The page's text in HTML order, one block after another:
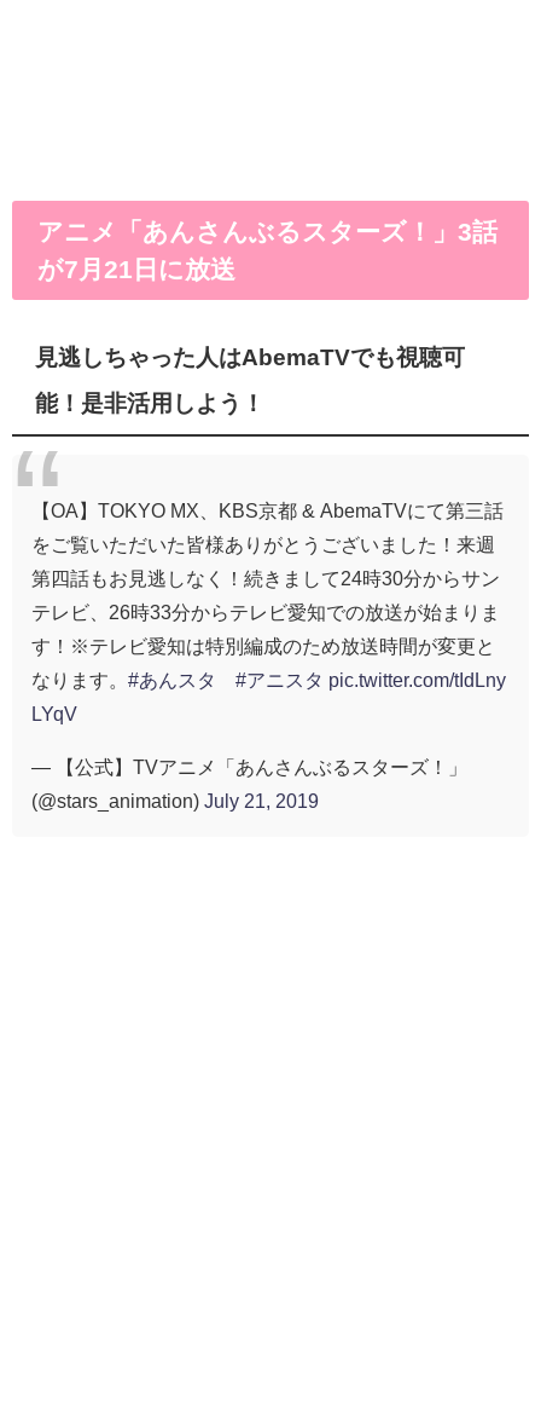
アニメ「あんさんぶるスターズ！」3話
が7月21日に放送
見逃しちゃった人はAbemaTVでも視聴可
能！是非活用しよう！
【OA】TOKYO MX、KBS京都 & AbemaTVにて第三話
をご覧いただいた皆様ありがとうございました！来週
第四話もお見逃しなく！続きまして24時30分からサン
テレビ、26時33分からテレビ愛知での放送が始まりま
す！※テレビ愛知は特別編成のため放送時間が変更と
なります。 #あんスタ #アニスタ pic.twitter.com/tIdLny
LYqV
— 【公式】TVアニメ「あんさんぶるスターズ！」
(@stars_animation) July 21, 2019